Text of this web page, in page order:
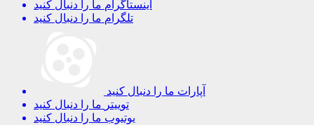
اینستاگرام ما را دنبال کنید
تلگرام ما را دنبال کنید
آپارات ما را دنبال کنید
توییتر ما را دنبال کنید
یوتیوب ما را دنبال کنید